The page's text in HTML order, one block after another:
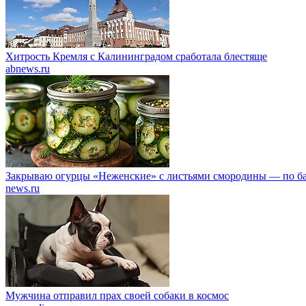
Хитрость Кремля с Калининградом сработала блестяще
abnews.ru
Закрываю огурцы «Неженские» с листьями смородины — по
news.ru
Мужчина отправил прах своей собаки в космос